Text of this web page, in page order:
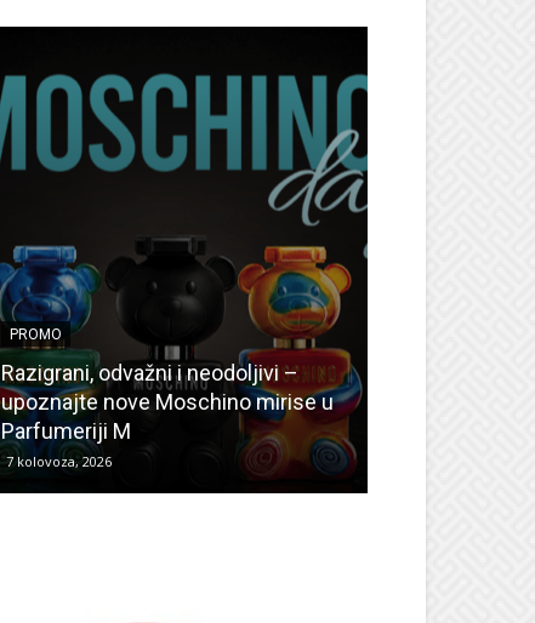
PROMO
Razigrani, odvažni i neodoljivi –
upoznajte nove Moschino mirise u
Parfumeriji M
7 kolovoza, 2026